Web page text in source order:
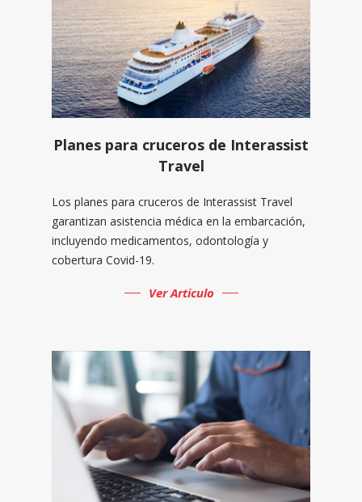
Planes para cruceros de Interassist
Travel
Los planes para cruceros de Interassist Travel
garantizan asistencia médica en la embarcación,
incluyendo medicamentos, odontología y
cobertura Covid-19.
Ver Articulo